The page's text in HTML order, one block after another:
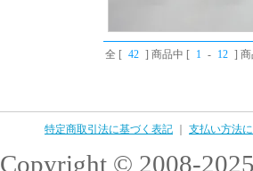
全 [ 42 ] 商品中 [ 1 - 12 ] 商
特定商取引法に基づく表記 支払い方法
Copyright © 2008-